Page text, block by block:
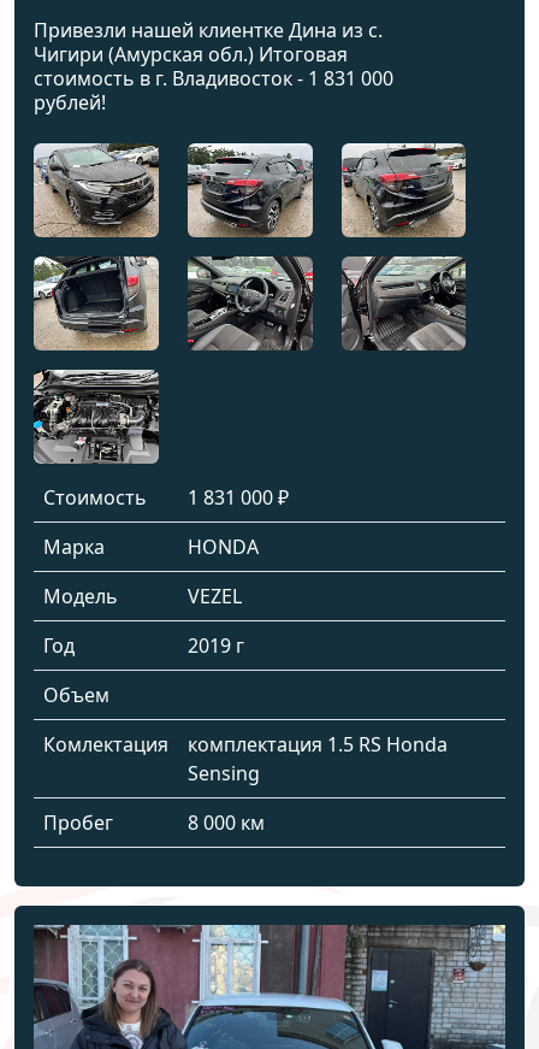
Привезли нашей клиентке Дина из с.
Чигири (Амурская обл.) Итоговая
стоимость в г. Владивосток - 1 831 000
рублей!
Стоимость
1 831 000 ₽
Марка
HONDA
Модель
VEZEL
Год
2019 г
Объем
Комлектация
комплектация 1.5 RS Honda
Sensing
Пробег
8 000 км